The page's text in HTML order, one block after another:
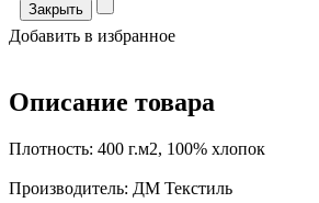
Закрыть
Добавить в избранное
Описание товара
Плотность: 400 г.м2, 100% хлопок
Производитель: ДМ Текстиль